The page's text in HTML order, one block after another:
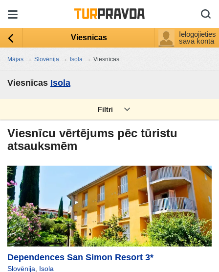
Viesnīcas
Ielogojieties
savā kontā
Mājas → Slovēnija → Isola → Viesnīcas
Viesnīcas Isola
Filtri
Viesnīcu vērtējums pēc tūristu
atsauksmēm
Dependences San Simon Resort 3*
Slovēnija Isola